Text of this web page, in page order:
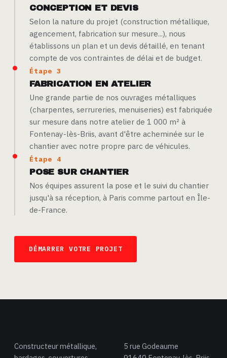
CONCEPTION ET DEVIS
Selon la nature du projet (construction métallique,
agencement, fabrication sur mesure...), nous
établissons un plan et un devis détaillé, en tenant
compte de vos contraintes de délai et de budget.
Étape 3
FABRICATION EN ATELIER
Une grande partie de nos ouvrages métalliques
(charpentes, serrureries, menuiseries) est fabriquée
sur mesure dans notre atelier de 1 000 m² à
Fontenay-lès-Briis, avant d'être acheminée sur le
chantier avec notre propre parc de véhicules.
Étape 4
POSE SUR CHANTIER
Nos équipes assurent la pose et le suivi du chantier
jusqu'à sa réception, à Paris comme partout en Île-
de-France.
DÉMARRER VOTRE PROJET
Constructeur métallique,
5 rue Godeaume